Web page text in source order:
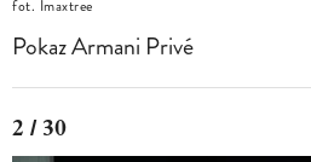
fot. Imaxtree
Pokaz Armani Privé
2 / 30